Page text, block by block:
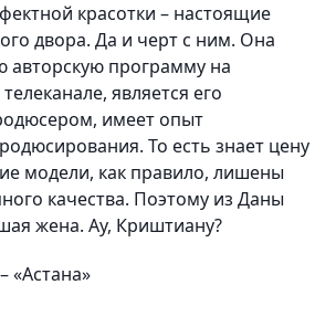
красотки – настоящие
двора. Да и черт с ним. Она
авторскую программу на
является его
имеет опыт
То есть знает цену
модели, как правило, лишены
качества. Поэтому из Даны
жена. Ау, Криштиану?
«Астана»